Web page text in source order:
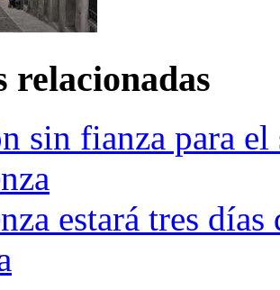
relacionadas
sin fianza para
estará tres